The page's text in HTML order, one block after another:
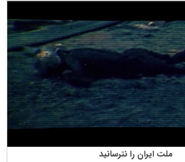
ملت ایران را نترسانید